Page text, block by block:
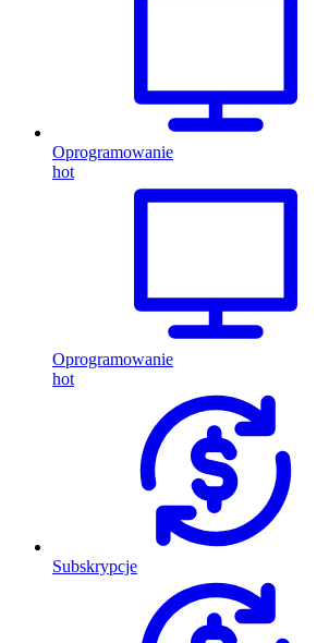
Oprogramowanie
hot
Oprogramowanie
hot
Subskrypcje